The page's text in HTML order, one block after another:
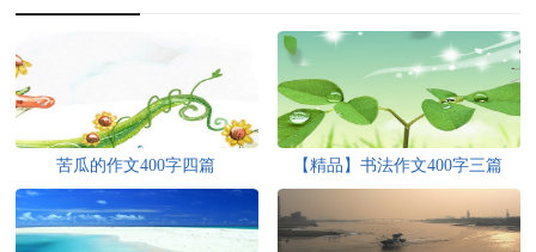
苦瓜的作文400字四篇 【精品】书法作文400字三篇